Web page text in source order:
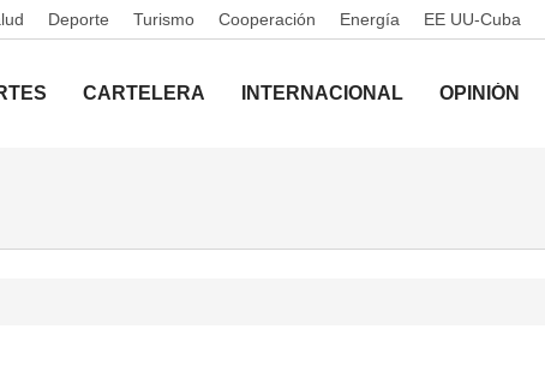
Deporte Turismo Cooperación Energía EE UU-Cuba
CARTELERA INTERNACIONAL OPINIÓN